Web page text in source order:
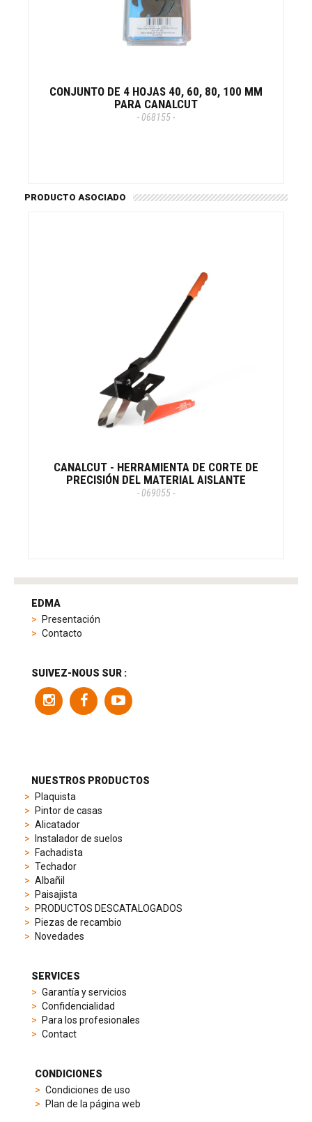
CONJUNTO DE 4 HOJAS 40, 60, 80, 100 MM
PARA CANALCUT
- 068155 -
PRODUCTO ASOCIADO
CANALCUT - HERRAMIENTA DE CORTE DE
PRECISIÓN DEL MATERIAL AISLANTE
- 069055 -
tag
product
sporty
chronographs
elegant
watches.
model
chosen
timeless
recreated
measurements
EDMA
Presentación
Contacto
SUIVEZ-NOUS SUR :
NUESTROS PRODUCTOS
Plaquista
Pintor de casas
Alicatador
Instalador de suelos
Fachadista
Techador
Albañil
Paisajista
PRODUCTOS DESCATALOGADOS
Piezas de recambio
Novedades
SERVICES
Garantía y servicios
Confidencialidad
Para los profesionales
Contact
CONDICIONES
Condiciones de uso
Plan de la página web